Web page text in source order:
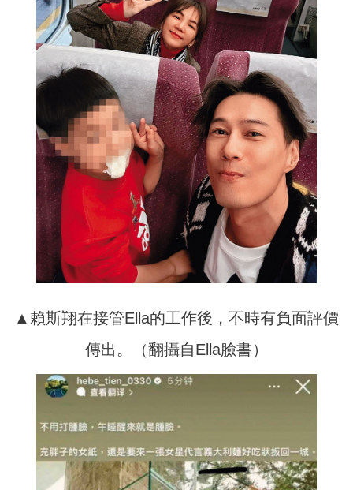
▲賴斯翔在接管Ella的工作後，不時有負面評價
傳出。（翻攝自Ella臉書）